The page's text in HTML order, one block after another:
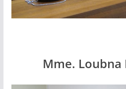
Mme. Loubna